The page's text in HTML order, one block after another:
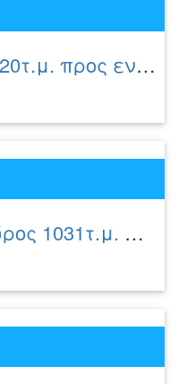
Βιοτεχνικός Χώρος 420τ.μ. προς ενοικίαση
Επαγγελματικός Χώρος 1031τ.μ. προς ενοικίαση